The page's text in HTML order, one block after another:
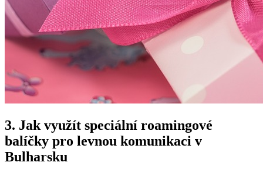
3. Jak využít speciální roamingové
balíčky pro levnou komunikaci v
Bulharsku